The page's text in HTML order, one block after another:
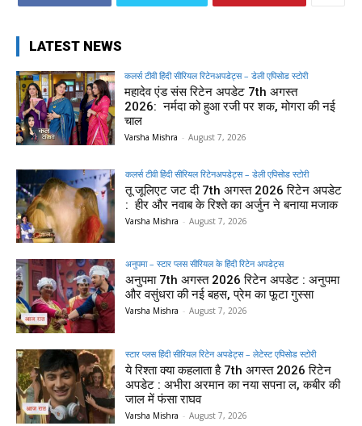
LATEST NEWS
कलर्स टीवी हिंदी सीरियल रिटेनअपडेट्स – डेली एपिसोड स्टोरी
महादेव एंड संस रिटेन अपडेट 7th अगस्त
2026: नर्मदा को हुआ रजी पर शक, मोगरा की नई
चाल
Varsha Mishra - August 7, 2026
कलर्स टीवी हिंदी सीरियल रिटेनअपडेट्स – डेली एपिसोड स्टोरी
तू जूलिएट जट दी 7th अगस्त 2026 रिटेन अपडेट
: हीर और नवाब के रिश्ते का अर्जुन ने बनाया मजाक
Varsha Mishra - August 7, 2026
अनुपमा – स्टार प्लस सीरियल के हिंदी रिटेन अपडेट्स
अनुपमा 7th अगस्त 2026 रिटेन अपडेट : अनुपमा
और वसुंधरा की नई बहस, प्रेम का फूटा गुस्सा
Varsha Mishra - August 7, 2026
स्टार प्लस हिंदी सीरियल रिटेन अपडेट्स – लेटेस्ट एपिसोड स्टोरी
ये रिश्ता क्या कहलाता है 7th अगस्त 2026 रिटेन
अपडेट : अभीरा अरमान का नया सपना ल, कबीर की
जाल में फंसा राघव
Varsha Mishra - August 7, 2026